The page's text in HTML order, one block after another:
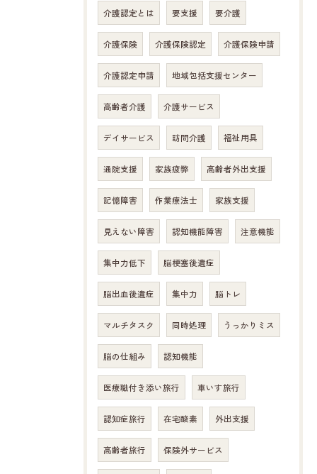
介護認定とは 要支援 要介護
介護保険 介護保険認定 介護保険申請
介護認定申請 地域包括支援センター
高齢者介護 介護サービス
デイサービス 訪問介護 福祉用具
通院支援 家族疲弊 高齢者外出支援
記憶障害 作業療法士 家族支援
見えない障害 認知機能障害 注意機能
集中力低下 脳梗塞後遺症
脳出血後遺症 集中力 脳トレ
マルチタスク 同時処理 うっかりミス
脳の仕組み 認知機能
医療職付き添い旅行 車いす旅行
認知症旅行 在宅酸素 外出支援
高齢者旅行 保険外サービス
お問い合わせはこちら